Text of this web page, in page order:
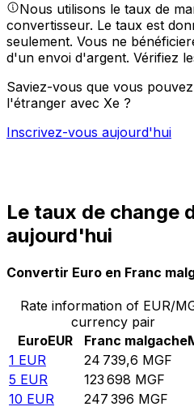
Nous utilisons le taux de
convertisseur. Le taux est
seulement. Vous ne
d'un envoi d'argent. Vérifiez
Saviez-vous que vous
l'étranger avec Xe ?
Inscrivez-vous aujourd'hui
Le taux de change
aujourd'hui
Convertir Euro en Franc
Rate information of EUR/
currency pair
EuroEUR Franc malgache
1 EUR 24 739,6 MGF
5 EUR 123 698 MGF
10 EUR 247 396 MGF